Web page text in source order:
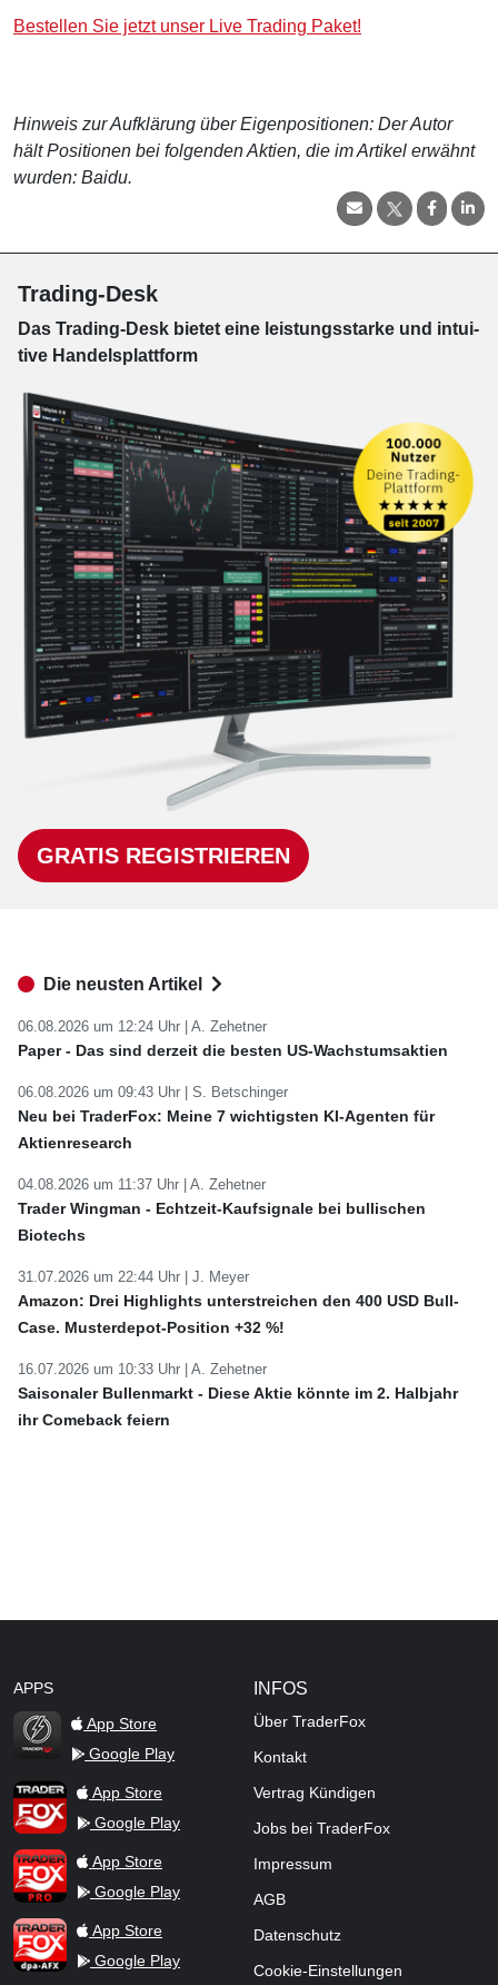
Bestellen Sie jetzt unser Live Trading Paket!
Hinweis zur Aufklärung über Eigenpositionen: Der Autor
hält Positionen bei folgenden Aktien, die im Artikel erwähnt
wurden: Baidu.
Trading-Desk
Das Trading-Desk bie­tet eine leis­tungs­star­ke und in­tui­
tive Han­dels­platt­form
GRATIS REGISTRIEREN
Die neusten Artikel
06.08.2026 um 12:24 Uhr | A. Zehetner
Paper - Das sind derzeit die besten US-Wachstumsaktien
06.08.2026 um 09:43 Uhr | S. Betschinger
Neu bei TraderFox: Meine 7 wichtigsten KI-Agenten für
Aktienresearch
04.08.2026 um 11:37 Uhr | A. Zehetner
Trader Wingman - Echtzeit-Kaufsignale bei bullischen
Biotechs
31.07.2026 um 22:44 Uhr | J. Meyer
Amazon: Drei Highlights unterstreichen den 400 USD Bull-
Case. Musterdepot-Position +32 %!
16.07.2026 um 10:33 Uhr | A. Zehetner
Saisonaler Bullenmarkt - Diese Aktie könnte im 2. Halbjahr
ihr Comeback feiern
APPS
TraderFox Flash
App Store
Google Play
TraderFox AppApp Store
Google Play
TraderFox ProApp Store
Google Play
TraderFox dpa-AFX ProFeed
App Store
Google Play
INFOS
Über TraderFox
Kontakt
Vertrag Kündigen
Jobs bei TraderFox
Impressum
AGB
Datenschutz
Cookie-Einstellungen